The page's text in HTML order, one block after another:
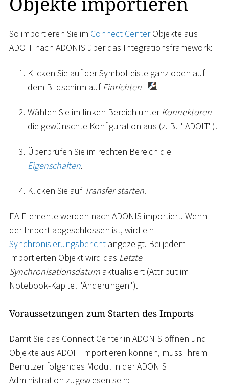
So importieren Sie im Connect CenterObjekte aus
ADOIT nach ADONIS über das Integrationsframework:
Klicken Sie auf der Symbolleiste ganz oben auf
dem Bildschirm aufEinrichten .
Wählen Sie im linken Bereich unterKonnektoren
die gewünschte Konfiguration aus (z. B. " ADOIT").
Überprüfen Sie im rechten Bereich die
Eigenschaften.
Klicken Sie auf Transfer starten.
EA-Elemente werden nach ADONIS importiert. Wenn
der Import abgeschlossen ist, wird ein
Synchronisierungsbericht angezeigt. Bei jedem
importierten Objekt wird das Letzte
Synchronisationsdatum aktualisiert (Attribut im
Notebook-Kapitel "Änderungen").
Voraussetzungen zum Starten des Imports
Damit Sie das Connect Center in ADONIS öffnen und
Objekte aus ADOIT importieren können, muss Ihrem
Benutzer folgendes Modul in der ADONIS
Administration zugewiesen sein: